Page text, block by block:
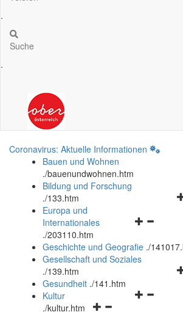
.
Suche
.
Coronavirus: Aktuelle Informationen
Bauen und Wohnen
./bauenundwohnen.htm
Bildung und Forschung
./133.htm
und
schließen
Europa und
Internationales
./203110.htm
Geschichte und Geografie ./
Gesellschaft und Soziales
./139.htm
Gesundheit ./141.htm
Navigationsmenü
Kultur
./kultur.htm